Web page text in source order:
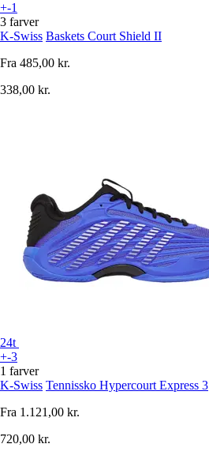
+-1
3 farver
K-Swiss Baskets Court Shield II
Fra 485,00 kr.
338,00 kr.
24t
+-3
1 farver
K-Swiss Tennissko Hypercourt Express 3
Fra 1.121,00 kr.
720,00 kr.